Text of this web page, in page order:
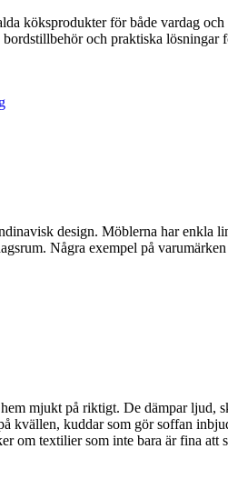
köksprodukter för både vardag
och praktiska
design. Möblerna har enkla
Några exempel på
mjukt på riktigt. De dämpar ljud,
kvällen, kuddar som gör soffan
om textilier som inte bara är fina att